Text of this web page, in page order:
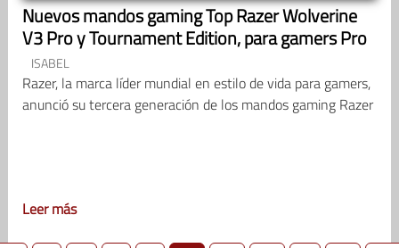
Nuevos mandos gaming Top Razer Wolverine
V3 Pro y Tournament Edition, para gamers Pro
ISABEL
Razer, la marca líder mundial en estilo de vida para gamers,
anunció su tercera generación de los mandos gaming Razer
Leer más